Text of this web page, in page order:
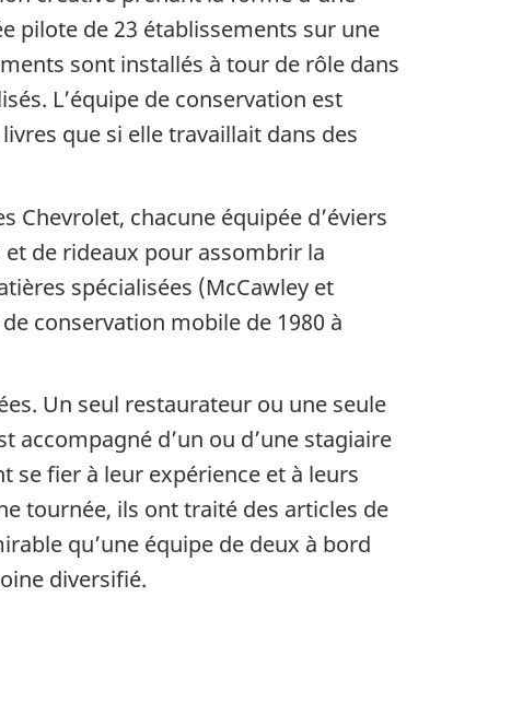
pilote de 23 établissements sur une
sont installés à tour de rôle dans
L’équipe de conservation est
que si elle travaillait dans des
chacune équipée d’éviers
de rideaux pour assombrir la
spécialisées (McCawley et
conservation mobile de 1980 à
Un seul restaurateur ou une seule
accompagné d’un ou d’une stagiaire
se fier à leur expérience et à leurs
tournée, ils ont traité des articles de
qu’une équipe de deux à bord
diversifié.